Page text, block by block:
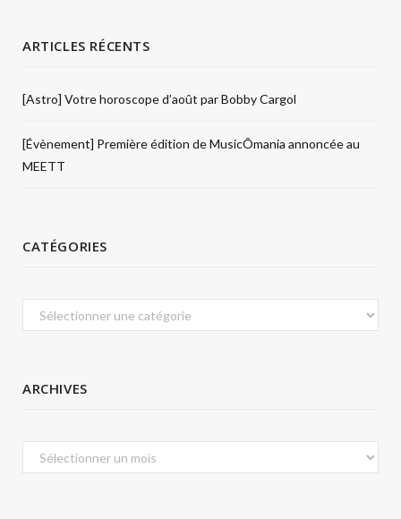
ARTICLES RÉCENTS
[Astro] Votre horoscope d’août par Bobby Cargol
[Évènement] Première édition de MusicÔmania annoncée au
MEETT
CATÉGORIES
Catégories
ARCHIVES
Archives